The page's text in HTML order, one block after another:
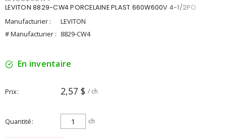
LEVITON 8829-CW4 PORCELAINE PLAST 660W600V 4-1/2PO
Manufacturier :
LEVITON
# Manufacturier : 8829-CW4
En inventaire
Prix 2,57 $ / ch
Quantité ch